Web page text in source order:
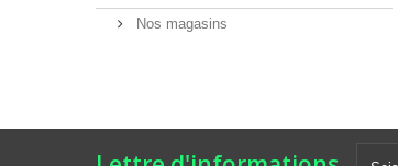
Nos magasins